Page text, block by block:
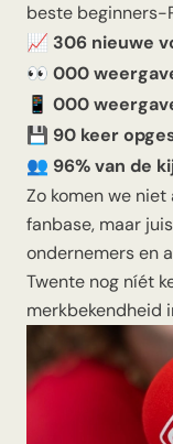
beste beginners-
📈 306 nieuwe
👀 000
📱 000
💾 90 keer
👥 96% van de
Zo komen we
fanbase, maar
ondernemers en
Twente nog níét
merkbekendheid